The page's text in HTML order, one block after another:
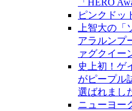
ピンクドッ
上智大の
アラルンプ
ァグクイー
史上初！ゲ
がピープル
選ばれまし
ニューヨー